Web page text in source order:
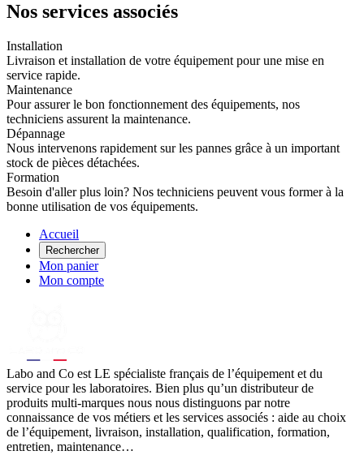
Nos services associés
Installation
Livraison et installation de votre équipement pour une mise en
service rapide.
Maintenance
Pour assurer le bon fonctionnement des équipements, nos
techniciens assurent la maintenance.
Dépannage
Nous intervenons rapidement sur les pannes grâce à un important
stock de pièces détachées.
Formation
Besoin d'aller plus loin? Nos techniciens peuvent vous former à la
bonne utilisation de vos équipements.
Accueil
Rechercher
Mon panier
Mon compte
Labo and Co est LE spécialiste français de l’équipement et du
service pour les laboratoires. Bien plus qu’un distributeur de
produits multi-marques nous nous distinguons par notre
connaissance de vos métiers et les services associés : aide au choix
de l’équipement, livraison, installation, qualification, formation,
entretien, maintenance…